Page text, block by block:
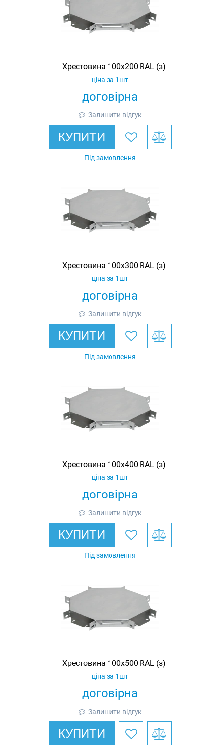
Хрестовина 100х200 RAL (з)
договірна
ціна за 1шт
Залишити відгук
КУПИТИ
Під замовлення
Хрестовина 100х300 RAL (з)
договірна
ціна за 1шт
Залишити відгук
КУПИТИ
Під замовлення
Хрестовина 100х400 RAL (з)
договірна
ціна за 1шт
Залишити відгук
КУПИТИ
Під замовлення
Хрестовина 100х500 RAL (з)
договірна
ціна за 1шт
Залишити відгук
КУПИТИ